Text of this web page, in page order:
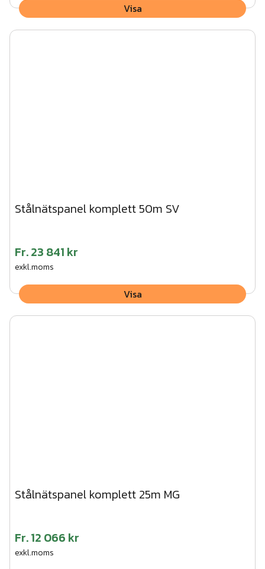
Visa
Stålnätspanel komplett 50m SV
Fr.23 841 kr
exkl.moms
Visa
Stålnätspanel komplett 25m MG
Fr.12 066 kr
exkl.moms